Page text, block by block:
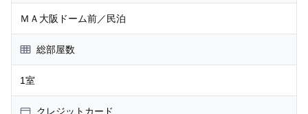
ＭＡ大阪ドーム前／民泊
総部屋数
1室
クレジットカード